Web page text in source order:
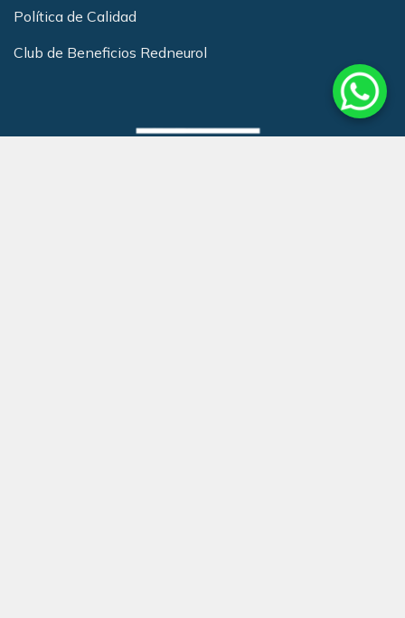
Política de Calidad
Club de Beneficios Redneurol